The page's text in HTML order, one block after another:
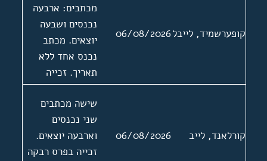
קופערשמיד, לייבל06/08/2026
מכתבים: ארבעה
נכנסים ושבעה
יוצאים. מכתב
נכנס אחד ללא
תאריך. זכייה
בפרסים באלער
ורובינליכט
קורלאנד, לייב 06/08/2026
שישה מכתבים
שני נכנסים
וארבעה יוצאים.
זכייה בפרס רבקה